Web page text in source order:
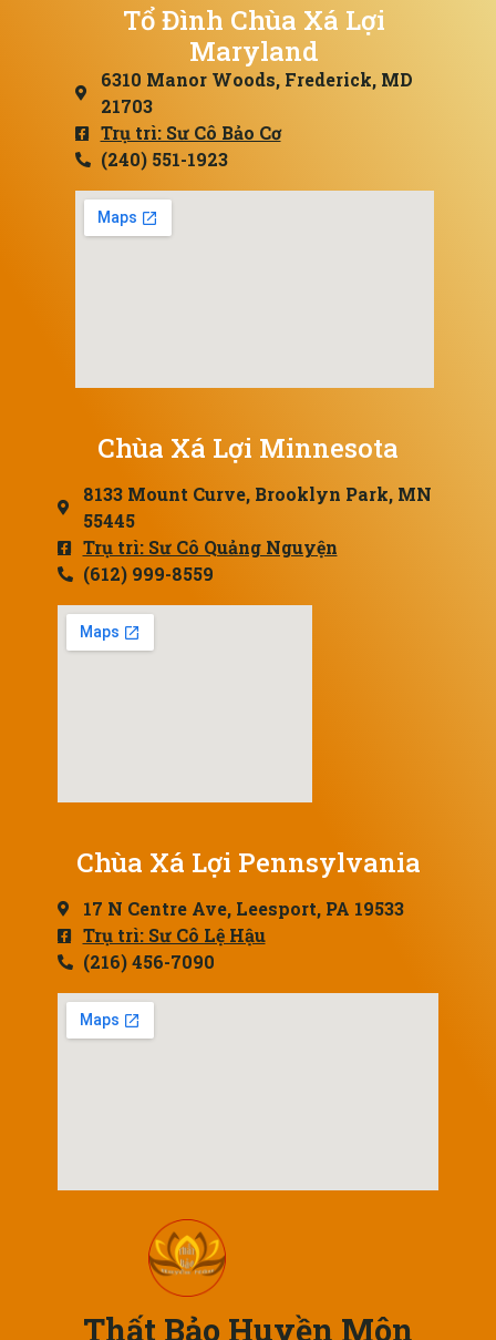
Tổ Đình Chùa Xá Lợi
Maryland
6310 Manor Woods, Frederick, MD
21703
Trụ trì: Sư Cô Bảo Cơ
(240) 551-1923
Chùa Xá Lợi Minnesota
8133 Mount Curve, Brooklyn Park, MN
55445
Trụ trì: Sư Cô Quảng Nguyện
(612) 999-8559
Chùa Xá Lợi Pennsylvania
17 N Centre Ave, Leesport, PA 19533
Trụ trì: Sư Cô Lệ Hậu
(216) 456-7090
Thất Bảo Huyền Môn